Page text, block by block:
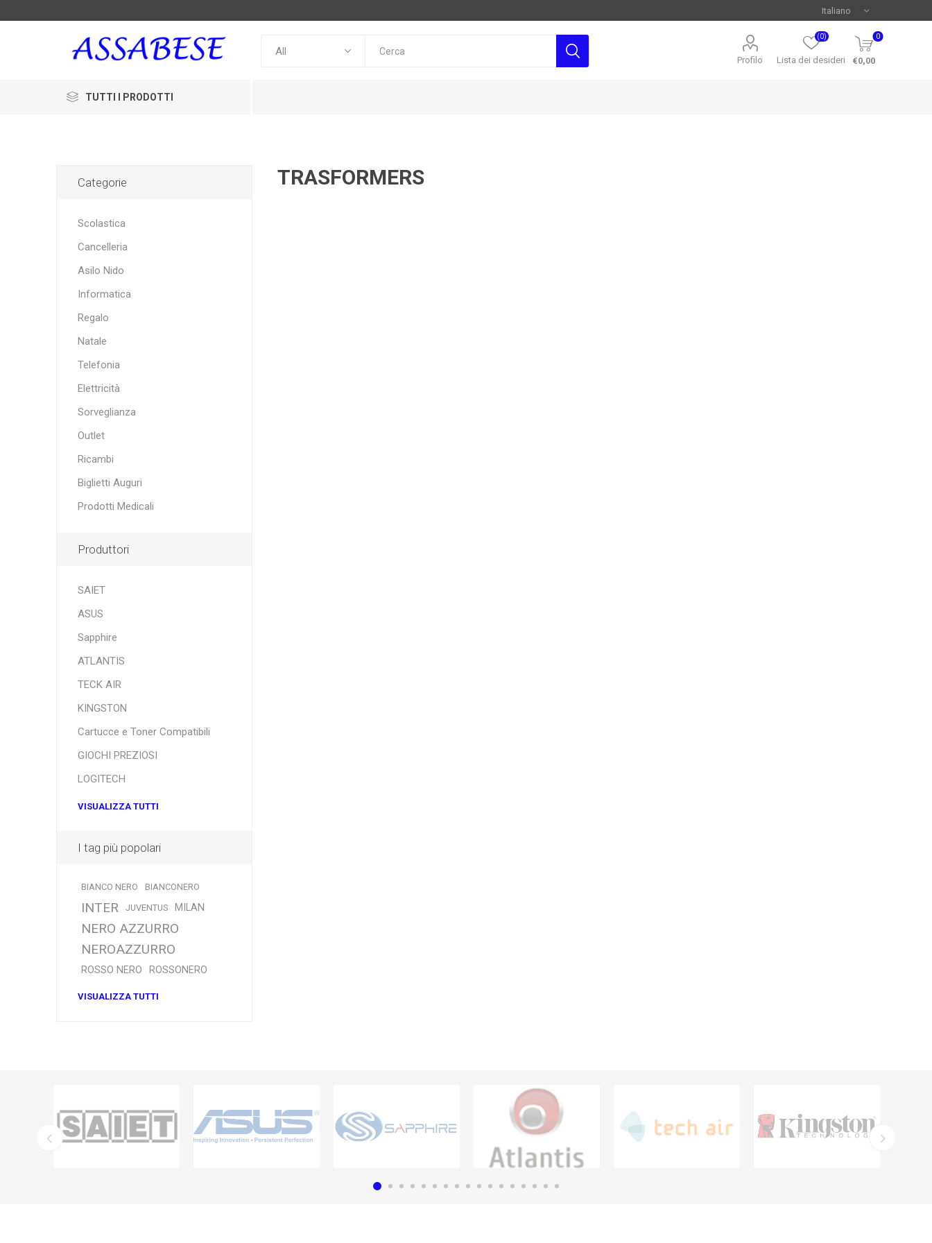
Profilo Lista dei desideri
(0) 0
€0,00
TUTTI I PRODOTTI
TRASFORMERS
Categorie
Scolastica
Cancelleria
Asilo Nido
Informatica
Regalo
Natale
Telefonia
Elettricità
Sorveglianza
Outlet
Ricambi
Biglietti Auguri
Prodotti Medicali
Produttori
SAIET
ASUS
Sapphire
ATLANTIS
TECK AIR
KINGSTON
Cartucce e Toner Compatibili
GIOCHI PREZIOSI
LOGITECH
VISUALIZZA TUTTI
I tag più popolari
BIANCO NERO BIANCONERO
INTER JUVENTUS MILAN
NERO AZZURRO
NEROAZZURRO
ROSSO NERO ROSSONERO
VISUALIZZA TUTTI